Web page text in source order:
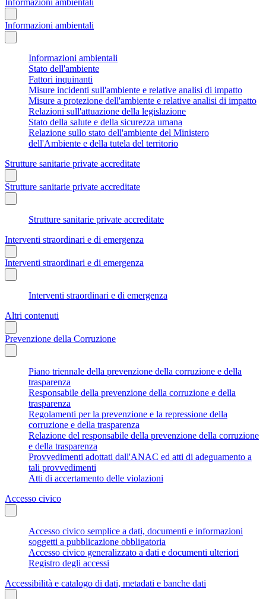
Informazioni ambientali
Informazioni ambientali
Stato dell'ambiente
Fattori inquinanti
Misure incidenti sull'ambiente e relative analisi di impatto
Misure a protezione dell'ambiente e relative analisi di impatto
Relazioni sull'attuazione della legislazione
Stato della salute e della sicurezza umana
Relazione sullo stato dell'ambiente del Ministero
dell'Ambiente e della tutela del territorio
Strutture sanitarie private accreditate
Strutture sanitarie private accreditate
Strutture sanitarie private accreditate
Interventi straordinari e di emergenza
Interventi straordinari e di emergenza
Interventi straordinari e di emergenza
Altri contenuti
Prevenzione della Corruzione
Piano triennale della prevenzione della corruzione e della
trasparenza
Responsabile della prevenzione della corruzione e della
trasparenza
Regolamenti per la prevenzione e la repressione della
corruzione e della trasparenza
Relazione del responsabile della prevenzione della corruzione
e della trasparenza
Provvedimenti adottati dall'ANAC ed atti di adeguamento a
tali provvedimenti
Atti di accertamento delle violazioni
Accesso civico
Accesso civico semplice a dati, documenti e informazioni
soggetti a pubblicazione obbligatoria
Accesso civico generalizzato a dati e documenti ulteriori
Registro degli accessi
Accessibilità e catalogo di dati, metadati e banche dati